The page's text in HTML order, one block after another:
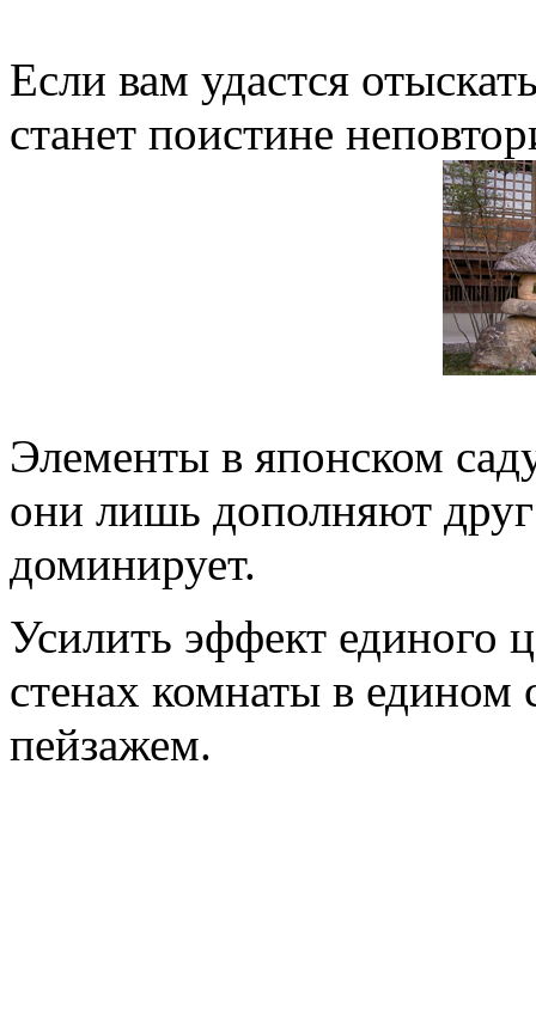
Если вам удастся
станет поистине
Элементы в японском
они лишь дополняют
доминирует.
Усилить эффект единого
стенах комнаты в
пейзажем.